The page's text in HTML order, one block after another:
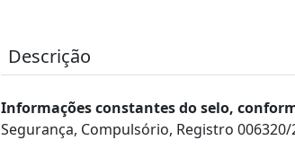
Descrição
Informações constantes do selo,
Segurança, Compulsório, Registro 006320/